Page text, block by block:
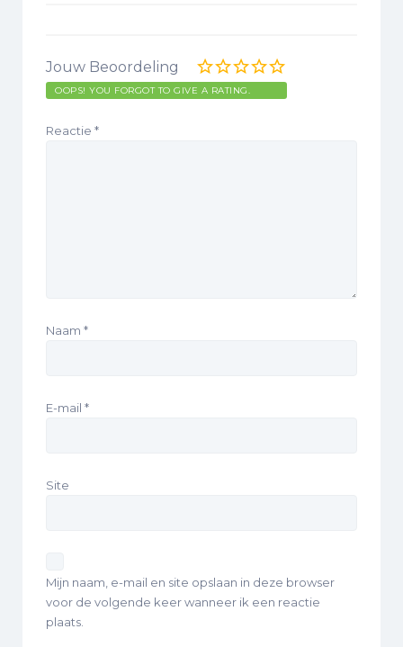
Jouw Beoordeling
OOPS! YOU FORGOT TO GIVE A RATING.
Reactie *
Naam *
E-mail *
Site
Mijn naam, e-mail en site opslaan in deze browser
voor de volgende keer wanneer ik een reactie
plaats.